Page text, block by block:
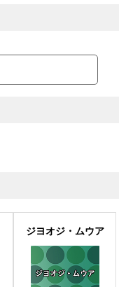
モバイルビューア
ジヨオジ・ムウア